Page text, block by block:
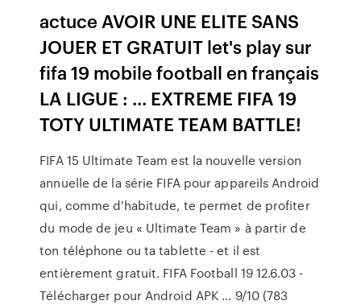
actuce AVOIR UNE ELITE SANS
JOUER ET GRATUIT let's play sur
fifa 19 mobile football en français
LA LIGUE : ... EXTREME FIFA 19
TOTY ULTIMATE TEAM BATTLE!
FIFA 15 Ultimate Team est la nouvelle version
annuelle de la série FIFA pour appareils Android
qui, comme d'habitude, te permet de profiter
du mode de jeu « Ultimate Team » à partir de
ton téléphone ou ta tablette - et il est
entièrement gratuit. FIFA Football 19 12.6.03 -
Télécharger pour Android APK ... 9/10 (783